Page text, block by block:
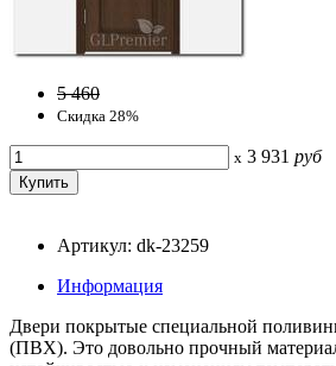
5 460
Скидка 28%
x 3 931 руб
Артикул: dk-23259
Информация
Двери покрытые специальной
(ПВХ). Это довольно прочный